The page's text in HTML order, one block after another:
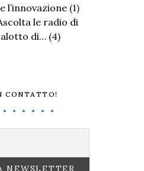
l’innovazione (1)
le radio di
di… (4)
CONTATTO!